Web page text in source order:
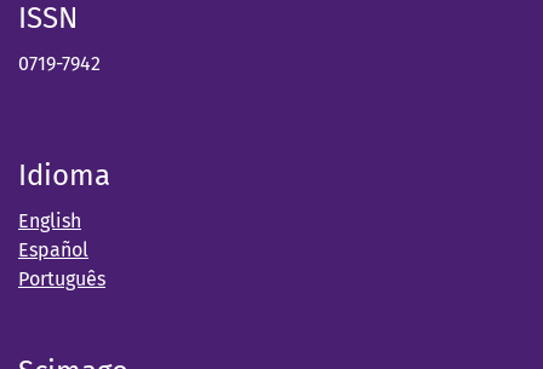
ISSN
0719-7942
Idioma
English
Español
Português